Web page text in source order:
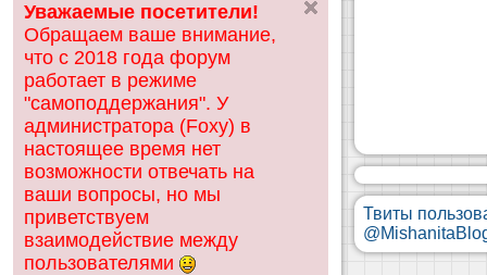
ск
Уважаемые посетители!
Обращаем ваше внимание,
что с 2018 года форум
работает в режиме
"самоподдержания". У
администратора (Foxy) в
настоящее время нет
возможности отвечать на
ваши вопросы, но мы
приветствуем
взаимодействие между
пользователями
Твиты